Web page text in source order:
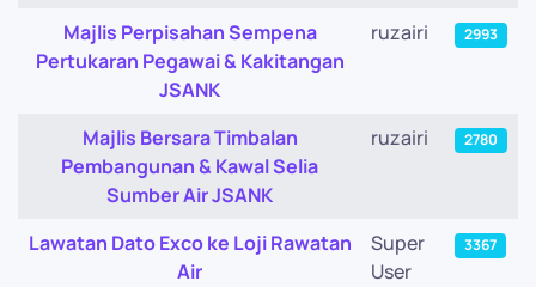
Majlis Perpisahan Sempena
Pertukaran Pegawai & Kakitangan
JSANK
ruzairi 2993
Majlis Bersara Timbalan
Pembangunan & Kawal Selia
Sumber Air JSANK
ruzairi 2780
Lawatan Dato Exco ke Loji Rawatan
Air
Super
User
3367